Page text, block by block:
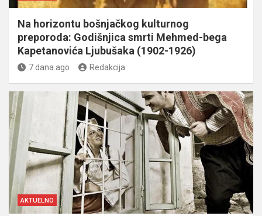
Na horizontu bošnjačkog kulturnog
preporoda: Godišnjica smrti Mehmed-bega
Kapetanovića Ljubušaka (1902-1926)
7 dana ago Redakcija
AKTUELNO